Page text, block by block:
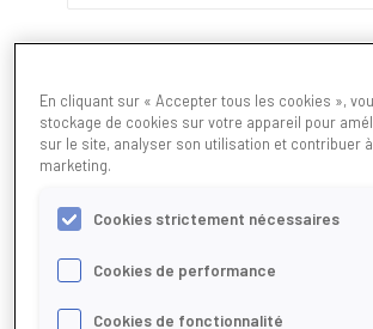
En cliquant sur « Accepter tous les cookies »,
stockage de cookies sur votre appareil pour
sur le site, analyser son utilisation et contribuer
marketing.
Cookies strictement nécessaires
Cookies de performance
Cookies de fonctionnalité